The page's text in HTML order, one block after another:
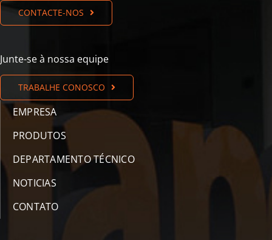
CONTACTE-NOS
Junte-se à nossa equipe
TRABALHE CONOSCO
EMPRESA
PRODUTOS
DEPARTAMENTO TÉCNICO
NOTICIAS
CONTATO